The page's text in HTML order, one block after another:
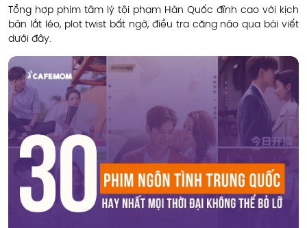
Tổng hợp phim tâm lý tội phạm Hàn Quốc đỉnh cao với kịch
bản lắt léo, plot twist bất ngờ, điều tra căng não qua bài viết
dưới đây.